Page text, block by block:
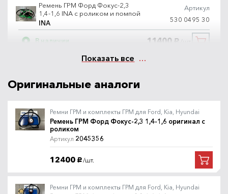
Ремень ГРМ Форд Фокус-2,3
1,4-1,6 INA с роликом и помпой
INA
Артикул
530 0495 30
В наличии 11400 руб.
Gates
Ремень ГРМ INA комплект с
роликом
530 0495 10
Показать все
Оригинальные аналоги
Ремни ГРМ и комплекты ГРМ для Ford, Kia, Hyundai
Ремень ГРМ Форд Фокус-2,3 1,4-1,6 оригинал с
роликом
Артикул 2045356
12400 руб. /шт.
Ремни ГРМ и комплекты ГРМ для Ford, Kia, Hyundai